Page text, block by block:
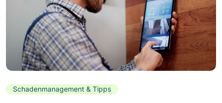
Schadenmanagement & Tipps